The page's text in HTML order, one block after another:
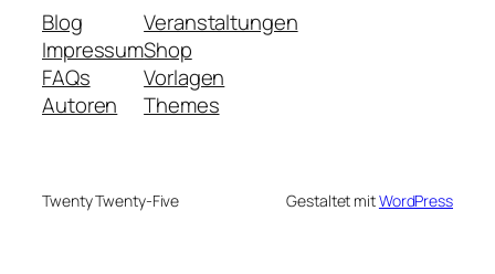
Blog
Impressum
FAQs
Autoren
Veranstaltungen
Shop
Vorlagen
Themes
Twenty Twenty-Five Gestaltet mitWordPress